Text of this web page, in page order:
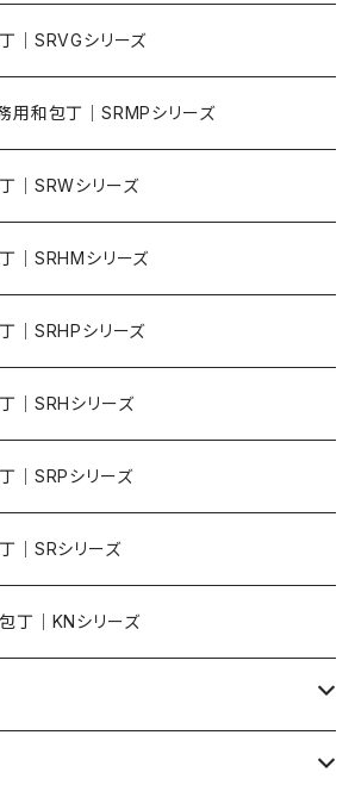
｜SRVGシリーズ
用和包丁｜SRMPシリーズ
｜SRWシリーズ
｜SRHMシリーズ
｜SRHPシリーズ
｜SRHシリーズ
｜SRPシリーズ
｜SRシリーズ
丁｜KNシリーズ​